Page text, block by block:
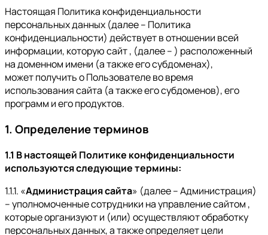
Настоящая Политика конфиденциальности
персональных данных (далее – Политика
конфиденциальности) действует в отношении всей
информации, которую сайт , (далее – ) расположенный
на доменном имени (а также его субдоменах),
может получить о Пользователе во время
использования сайта (а также его субдоменов), его
программ и его продуктов.
1. Определение терминов
1.1 В настоящей Политике конфиденциальности
используются следующие термины:
1.1.1. «Администрация сайта» (далее – Администрация)
– уполномоченные сотрудники на управление сайтом ,
которые организуют и (или) осуществляют обработку
персональных данных, а также определяет цели